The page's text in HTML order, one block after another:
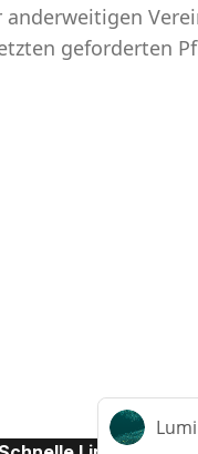
geforderten